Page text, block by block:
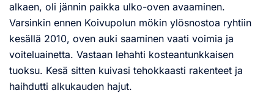
alkaen, oli jännin paikka ulko-oven avaaminen.
Varsinkin ennen Koivupolun mökin ylösnostoa ryhtiin
kesällä 2010, oven auki saaminen vaati voimia ja
voiteluainetta. Vastaan lehahti kosteantunkkaisen
tuoksu. Kesä sitten kuivasi tehokkaasti rakenteet ja
haihdutti alkukauden hajut.